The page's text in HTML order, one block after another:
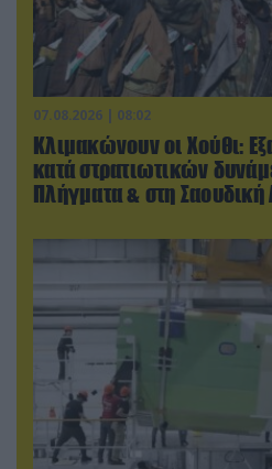
07.08.2026 | 08:02
Κλιμακώνουν οι Χούθι:
κατά στρατιωτικών
Πλήγματα & στη Σαουδική